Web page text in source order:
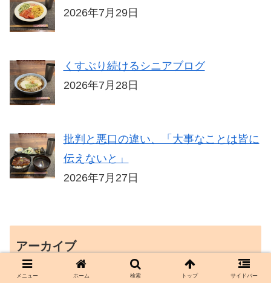
2026年7月29日
くすぶり続けるシニアブログ
2026年7月28日
批判と悪口の違い、「大事なことは皆に
伝えないと」
2026年7月27日
アーカイブ
メニュー ホーム 検索 トップ サイドバー